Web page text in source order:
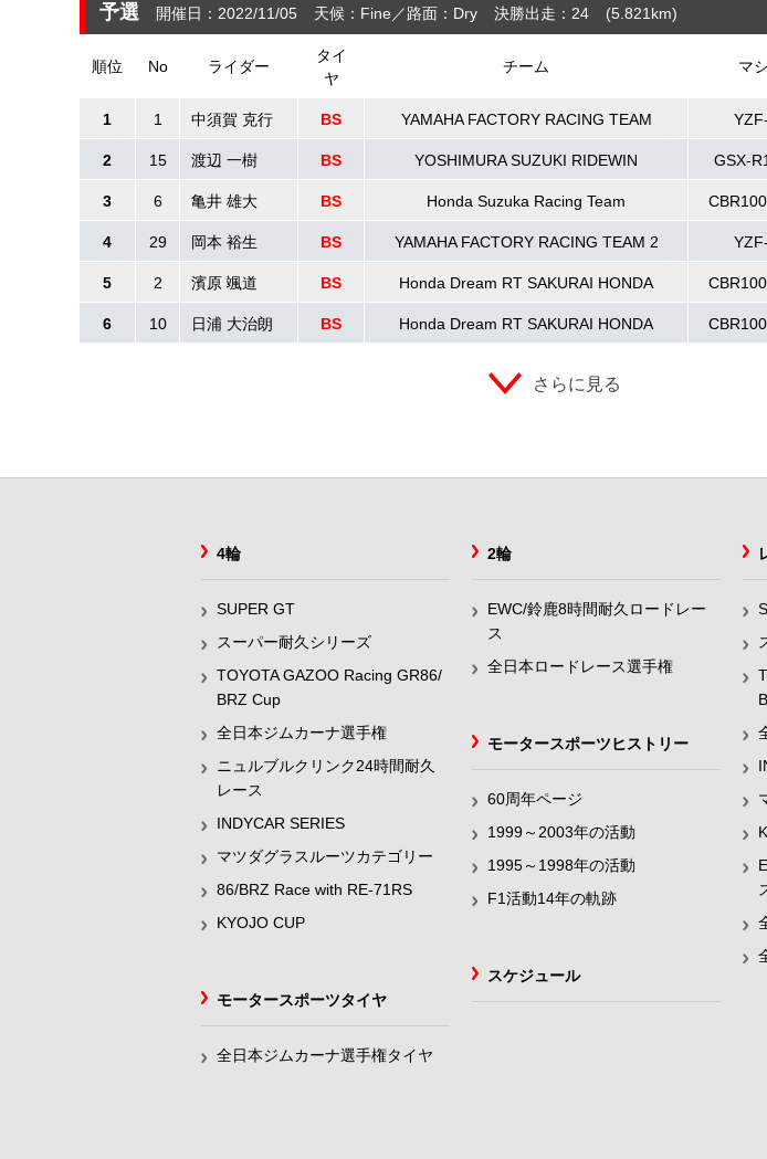
予選 開催日：2022/11/05 天候：Fine 路面：Dry 決勝出走：24 (5.821 km)
順位 No ライダー
タイ
ヤ
チーム マ
1 1 中須賀 克行 BS YAMAHA FACTORY RACING TEAM
2 15 渡辺 一樹 BS YOSHIMURA SUZUKI RIDEWIN GSX-
3 6 亀井 雄大 BS Honda Suzuka Racing Team
4 29 岡本 裕生 BS YAMAHA FACTORY RACING TEAM 2
5 2 濱原 颯道 BS Honda Dream RT SAKURAI HONDA
6 10 日浦 大治朗 BS Honda Dream RT SAKURAI HONDA
さらに見る
4輪
SUPER GT
スーパー耐久シリーズ
TOYOTA GAZOO Racing GR86/
BRZ Cup
全日本ジムカーナ選手権
ニュルブルクリンク24時間耐久
レース
INDYCAR SERIES
マツダグラスルーツカテゴリー
86/BRZ Race with RE-71RS
KYOJO CUP
2輪
EWC/鈴鹿8時間耐久ロードレー
ス
全日本ロードレース選手権
モータースポーツヒストリー
60周年ページ
1999～2003年の活動
1995～1998年の活動
F1活動14年の軌跡
スケジュール
モータースポーツタイヤ
全日本ジムカーナ選手権タイヤ